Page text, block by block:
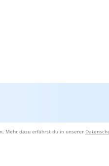
Mehr dazu erfährst du in unserer